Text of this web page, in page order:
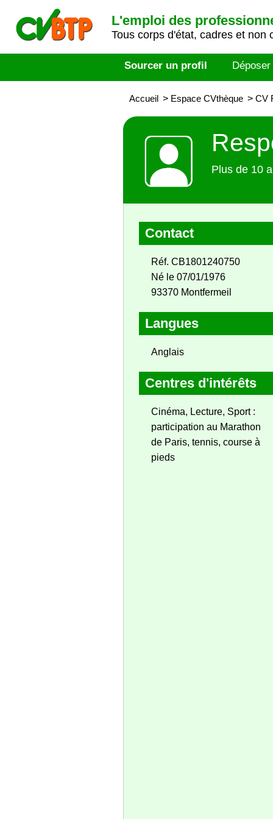
L'emploi des
Tous corps d'état, cadres et non
Sourcer un profil
Accueil > Espace CVthèque > CV
Plus de 10
Contact
Réf. CB1801240750
Né le 07/01/1976
93370 Montfermeil
Langues
Anglais
Centres d'intérêts
Cinéma, Lecture, Sport :
participation au Marathon
de Paris, tennis, course à
pieds